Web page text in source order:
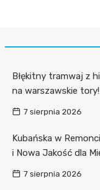
Błękitny tramwaj z
na warszawskie tory!
7 sierpnia 2026
Kubańska w
i Nowa Jakość dla
7 sierpnia 2026